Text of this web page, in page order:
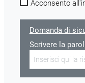
Acconsento
Domanda di
Scrivere la